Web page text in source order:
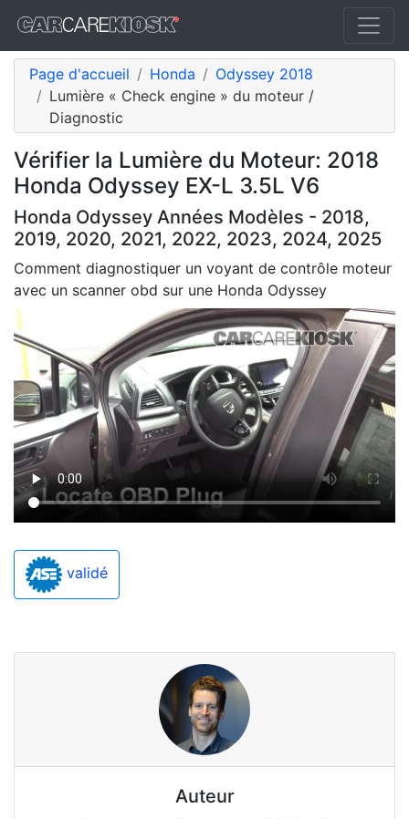
Page d'accueil Honda
Odyssey 2018
Lumière « Check engine » du moteur /
Diagnostic
Vérifier la Lumière du Moteur: 2018
Honda Odyssey EX-L 3.5L V6
Honda Odyssey Années Modèles - 2018,
2019, 2020, 2021, 2022, 2023, 2024, 2025
Comment diagnostiquer un voyant de contrôle moteur
avec un scanner obd sur une Honda Odyssey
validé
Auteur